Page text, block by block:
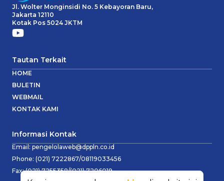
Jl. Wolter Monginsidi No. 5 Kebayoran Baru,
Jakarta 12110
Kotak Pos 5024 JKTM
Tautan Terkait
HOME
BULETIN
WEBMAIL
KONTAK KAMI
Informasi Kontak
Email: pengelolaweb@dppln.co.id
Phone: (021) 7222867/08119033456
Fax:(021) 7255358/(021) 7206019